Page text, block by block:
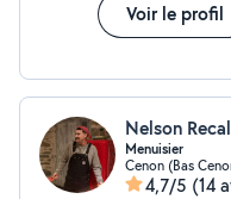
Voir le profil
Nelson
Menuisier
Cenon (Bas
4,7/5 (14